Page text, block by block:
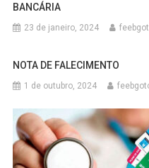
BANCÁRIA
23 de janeiro, 2024
NOTA DE FALECIMENTO
1 de outubro, 2024